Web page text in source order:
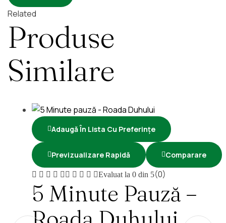
Related
Produse
Similare
Adaugă În Lista Cu Preferințe
Previzualizare Rapidă Comparare
Evaluat la 0 din 5(0)
5 Minute Pauză –